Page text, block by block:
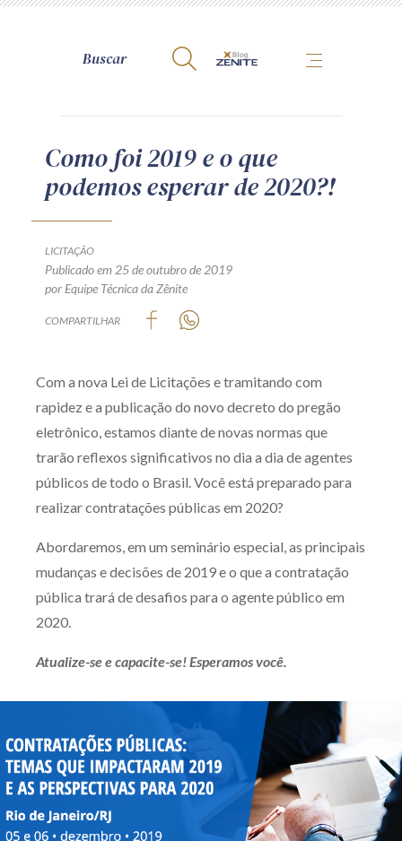
A Zênite
Como publicar conosco
Termos de uso
Guia de Direitos dos Titulares de Dados
Produtos e serviços
Mentoria Zênite
Zênite Online
Zênite in Company
Diferenciais
Receba por RSS
Como foi 2019 e o que
podemos esperar de 2020?!
LICITAÇÃO
Publicado em 25 de outubro de 2019
por Equipe Técnica da Zênite
COMPARTILHAR
Com a nova Lei de Licitações e tramitando com
rapidez e a publicação do novo decreto do pregão
eletrônico, estamos diante de novas normas que
trarão reflexos significativos no dia a dia de agentes
públicos de todo o Brasil. Você está preparado para
realizar contratações públicas em 2020?
Abordaremos, em um seminário especial, as principais
mudanças e decisões de 2019 e o que a contratação
pública trará de desafios para o agente público em
2020.
Atualize-se e capacite-se! Esperamos você.